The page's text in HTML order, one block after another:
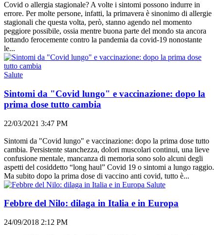
Covid o allergia stagionale? A volte i sintomi possono indurre in
errore. Per molte persone, infatti, la primavera è sinonimo di allergie
stagionali che questa volta, però, stanno agendo nel momento
peggiore possibile, ossia mentre buona parte del mondo sta ancora
lottando ferocemente contro la pandemia da covid-19 nonostante
le...
Salute
Sintomi da "Covid lungo" e vaccinazione: dopo la
prima dose tutto cambia
22/03/2021 3:47 PM
Sintomi da "Covid lungo" e vaccinazione: dopo la prima dose tutto
cambia. Persistente stanchezza, dolori muscolari continui, una lieve
confusione mentale, mancanza di memoria sono solo alcuni degli
aspetti del cosiddetto “long haul” Covid 19 o sintomi a lungo raggio.
Ma subito dopo la prima dose di vaccino anti covid, tutto è...
Salute
Febbre del Nilo: dilaga in Italia e in Europa
24/09/2018 2:12 PM